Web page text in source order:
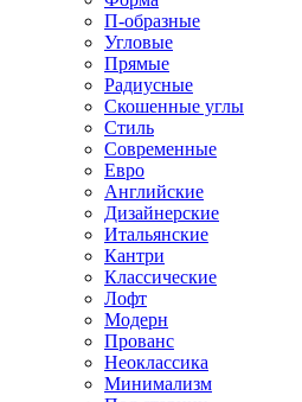
П-образные
Угловые
Прямые
Радиусные
Скошенные углы
Стиль
Современные
Евро
Английские
Дизайнерские
Итальянские
Кантри
Классические
Лофт
Модерн
Прованс
Неоклассика
Минимализм